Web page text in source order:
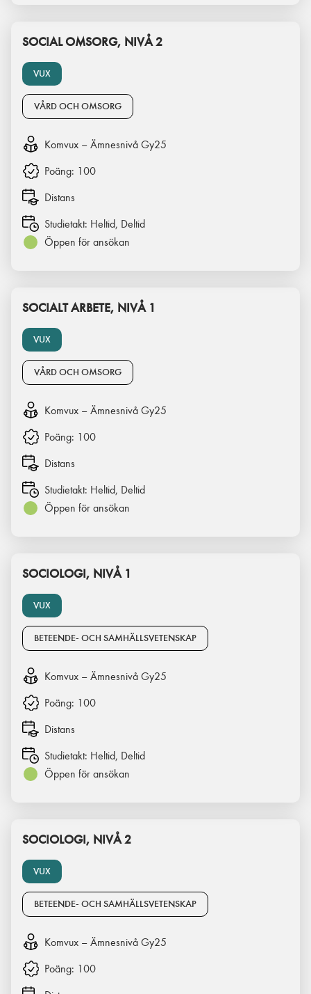
VUX
SOCIAL OMSORG, NIVÅ 2
VÅRD OCH OMSORG
Komvux – Ämnesnivå Gy25
Poäng: 100
Distans
Studietakt: Heltid, Deltid
Öppen för ansökan
VUX
SOCIALT ARBETE, NIVÅ 1
VÅRD OCH OMSORG
Komvux – Ämnesnivå Gy25
Poäng: 100
Distans
Studietakt: Heltid, Deltid
Öppen för ansökan
VUX
SOCIOLOGI, NIVÅ 1
BETEENDE- OCH SAMHÄLLSVETENSKAP
Komvux – Ämnesnivå Gy25
Poäng: 100
Distans
Studietakt: Heltid, Deltid
Öppen för ansökan
VUX
SOCIOLOGI, NIVÅ 2
BETEENDE- OCH SAMHÄLLSVETENSKAP
Komvux – Ämnesnivå Gy25
Poäng: 100